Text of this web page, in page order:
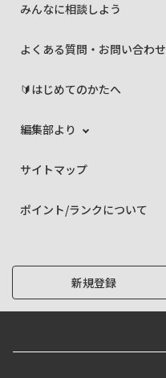
みんなに相談しよう
よくある質問・お問い合わせ
🔰はじめてのかたへ
編集部より
サイトマップ
ポイント/ランクについて
新規登録